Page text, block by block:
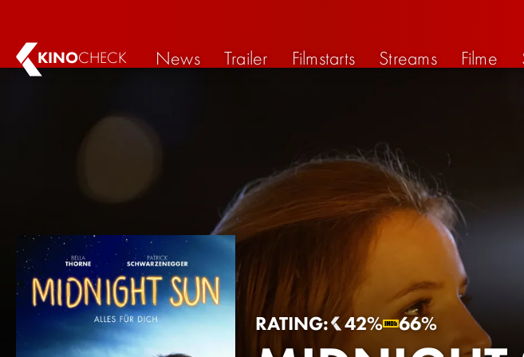
KINOCHECK News Trailer Filmstarts Streams Filme
RATING: 42% 66%